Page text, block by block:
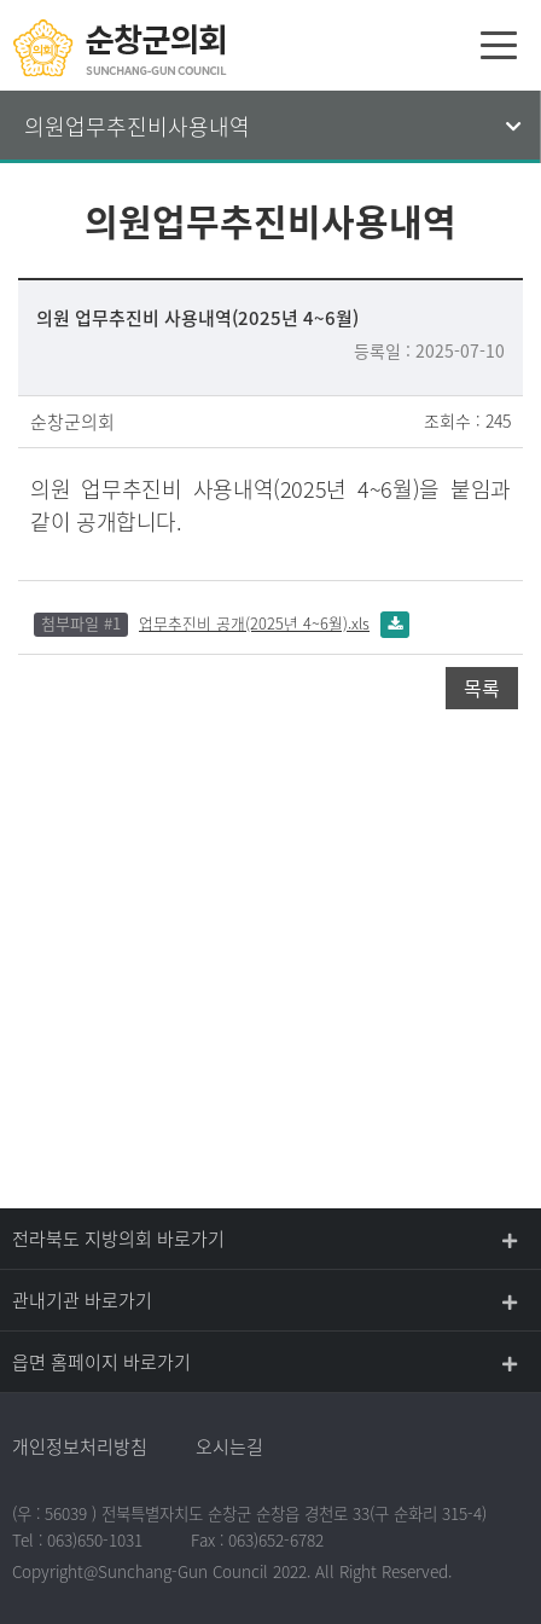
의원업무추진비사용내역
의원업무추진비사용내역
의원 업무추진비 사용내역(2025년 4~6월)
등록일 : 2025-07-10
순창군의회 조회수 : 245
의원 업무추진비 사용내역(2025년 4~6월)을 붙임과
같이 공개합니다.
첨부파일 #1 업무추진비 공개(2025년 4~6월).xls
목록
전라북도 지방의회 바로가기
관내기관 바로가기
읍면 홈페이지 바로가기
개인정보처리방침 오시는길
(우 : 56039 ) 전북특별자치도 순창군 순창읍 경천로 33(구 순화리 315-4)
Tel : 063)650-1031
Fax : 063)652-6782
Copyright@Sunchang-Gun Council 2022. All Right Reserved.